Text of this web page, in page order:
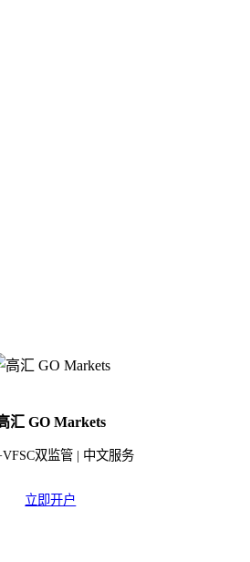
汇 GO Markets
双监管 | 中文服务
立即开户